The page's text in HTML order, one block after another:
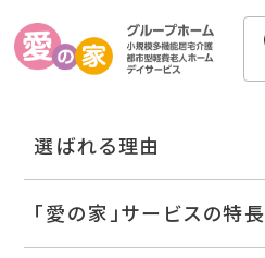
選ばれる理由
「愛の家」サービスの特長